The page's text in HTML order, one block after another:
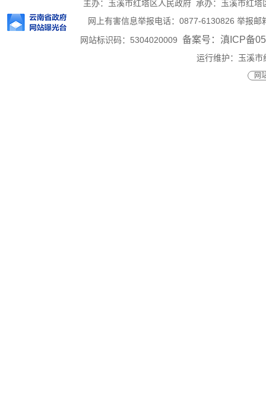
主办：玉溪市红塔区人民政府 承办：玉溪市红
网上有害信息举报电话：0877-6130826 举报邮
网站标识码：5304020009 备案号：滇ICP备
运行维护：玉溪
网